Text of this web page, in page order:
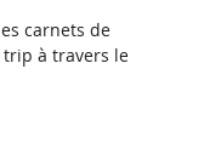
carnets de
trip à travers le